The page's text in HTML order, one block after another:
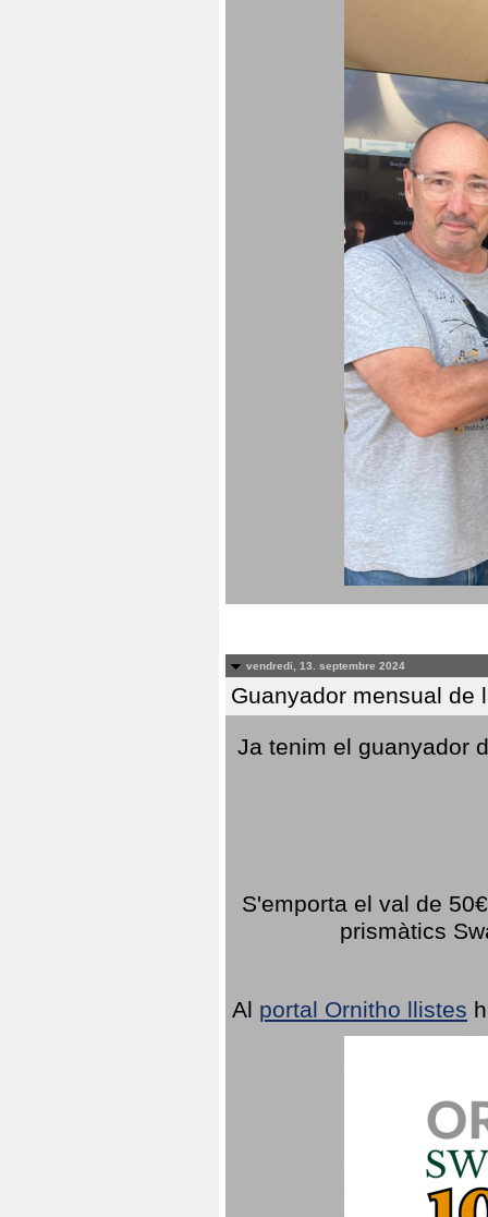
vendredi, 13. septembre 2024
Guanyador mensual de
Ja tenim el guanyador
S'emporta el val de
prismàtics
Al portal Ornitho llistes